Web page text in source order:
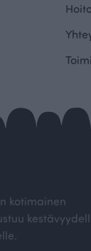
kotimainen